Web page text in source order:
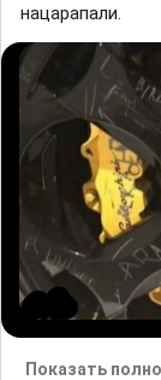
нацaрапали.
Показать